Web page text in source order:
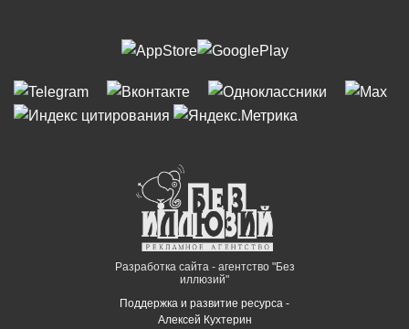
Разработка сайта - агентство "Без
иллюзий"
Поддержка и развитие ресурса -
Алексей Кухтерин